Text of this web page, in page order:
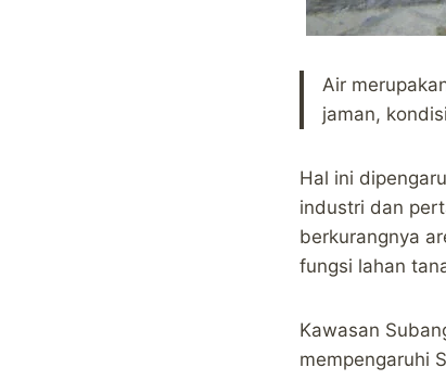
Air
jaman,
Hal ini
industri dan
berkurangnya
fungsi lahan
Kawasan
mempengaruhi